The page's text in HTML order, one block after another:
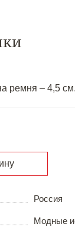
ремня – 4,5
Россия
Модные